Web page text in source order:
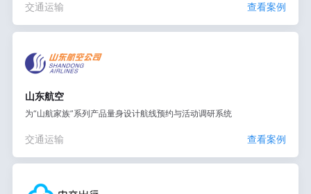
交通运输 查看案例
山东航空
为“山航家族”系列产品量身设计航线预约与活动调研系统
交通运输 查看案例